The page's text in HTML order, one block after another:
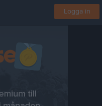
Logga in